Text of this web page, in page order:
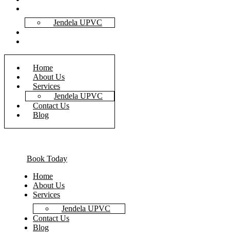
Jendela UPVC
Home
About Us
Services
Jendela UPVC
Contact Us
Blog
Book Today
Home
About Us
Services
Jendela UPVC
Contact Us
Blog